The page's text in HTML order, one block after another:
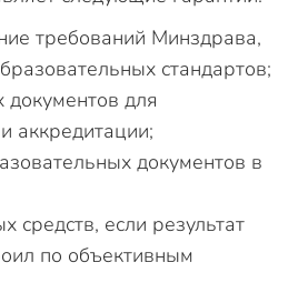
требований Минздрава,
стандартов;
для
аккредитации;
документов в
средств, если результат
по объективным